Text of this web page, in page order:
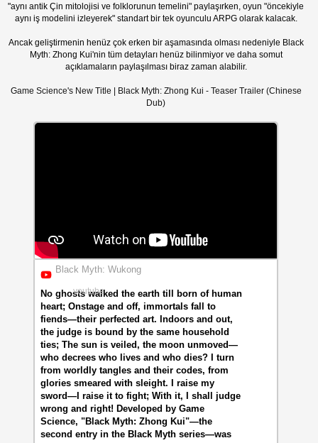
"aynı antik Çin mitolojisi ve folklorunun temelini" paylaşırken, oyun "öncekiyle
aynı iş modelini izleyerek" standart bir tek oyunculu ARPG olarak kalacak.
Ancak geliştirmenin henüz çok erken bir aşamasında olması nedeniyle Black
Myth: Zhong Kui'nin tüm detayları henüz bilinmiyor ve daha somut
açıklamaların paylaşılması biraz zaman alabilir.
Game Science's New Title | Black Myth: Zhong Kui - Teaser Trailer (Chinese
Dub)
Black Myth: Wukong
youtube
No ghosts walked the earth till born of human
heart; Onstage and off, immortals fall to
fiends—their perfected art. Indoors and out,
the judge is bound by the same household
ties; The sun is veiled, the moon unmoved—
who decrees who lives and who dies? I turn
from worldly tangles and their codes, from
glories smeared with sleight. I raise my
sword—I raise it to fight; With it, I shall judge
wrong and right! Developed by Game
Science, "Black Myth: Zhong Kui"—the
second entry in the Black Myth series—was